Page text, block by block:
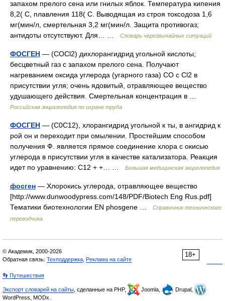
запахом прелого сена или гнилых яблок. Температура кипения
8,2( С, плавления 118( С. Выводящая из строя токсодоза 1,6
мг(мин/л, смертельная 3,2 мг(мин/л. Защита противогаз;
антидоты отсутствуют. Для… …
Словарь черезвычайных ситуаций
ФОСГЕН — (COCl2) дихлорангидрид угольной кислоты;
бесцветный газ с запахом прелого сена. Получают
нагреванием оксида углерода (угарного газа) CO с Cl2 в
присутствии угля; очень ядовитый, отравляющее вещество
удушающего действия. Смертельная концентрация в …
Российская энциклопедия по охране труда
ФОСГЕН — (С0С12), хлорангидрид угольной к ты, в ангидрид к
рой он и переходит при омылении. Простейшим способом
получения Ф. является прямое соединение хлора с окисью
углерода в присутствии угля в качестве катализатора. Реакция
идет по уравнению: С12 + +… …
Большая медицинская энциклопедия
фосген — Хлорокись углерода, отравляющее вещество
[http://www.dunwoodypress.com/148/PDF/Biotech Eng Rus.pdf]
Тематики биотехнологии EN phosgene …
Справочник технического
переводчика
18+
© Академик, 2000-2026
Обратная связь: Техподдержка Реклама на сайте
👣 Путешествия
Экспорт словарей на сайты , сделанные на PHP, Joomla,
Drupal,
WordPress, MODx.